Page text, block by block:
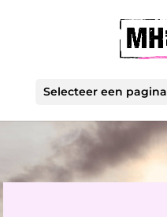
Selecteer een pagina